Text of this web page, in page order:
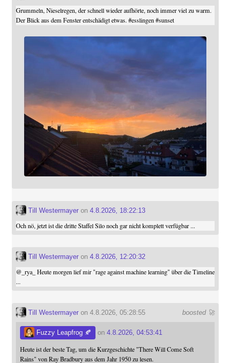
Grummeln, Nieselregen, der schnell wieder aufhörte, noch immer viel zu warm.
Der Blick aus dem Fenster entschädigt etwas. #esslingen #sunset
Till Westermayeron 4.8.2026, 18:22:13
Och nö, jetzt ist die dritte Staffel Silo noch gar nicht komplett verfügbar ...
Till Westermayeron 4.8.2026, 12:20:32
@ _rya_ Heute morgen lief mir "rage against machine learning" über die Timeline
...
boosted 🚀
Till Westermayeron 4.8.2026, 05:28:55
Fuzzy Leapfrog 🍂 on 4.8.2026, 04:53:41
Heute ist der beste Tag, um die Kurzgeschichte "There Will Come Soft
Rains" von Ray Bradbury aus dem Jahr 1950 zu lesen.